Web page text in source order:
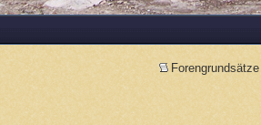
Forengrundsätze